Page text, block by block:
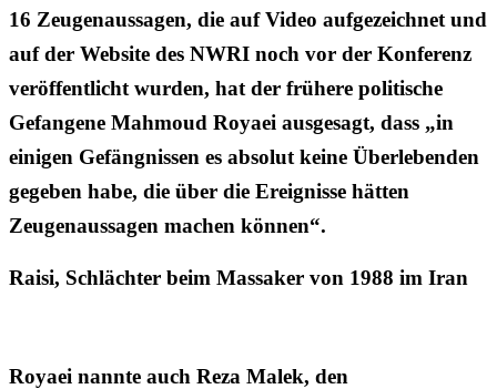
16 Zeugenaussagen, die auf Video aufgezeichnet und
auf der Website des NWRI noch vor der Konferenz
veröffentlicht wurden, hat der frühere politische
Gefangene Mahmoud Royaei ausgesagt, dass „in
einigen Gefängnissen es absolut keine Überlebenden
gegeben habe, die über die Ereignisse hätten
Zeugenaussagen machen können“.
Raisi, Schlächter beim Massaker von 1988 im Iran
Royaei nannte auch Reza Malek, den